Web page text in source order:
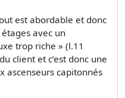
est abordable et donc
avec un
trop riche » (l.11
client et c’est donc une
ascenseurs capitonnés